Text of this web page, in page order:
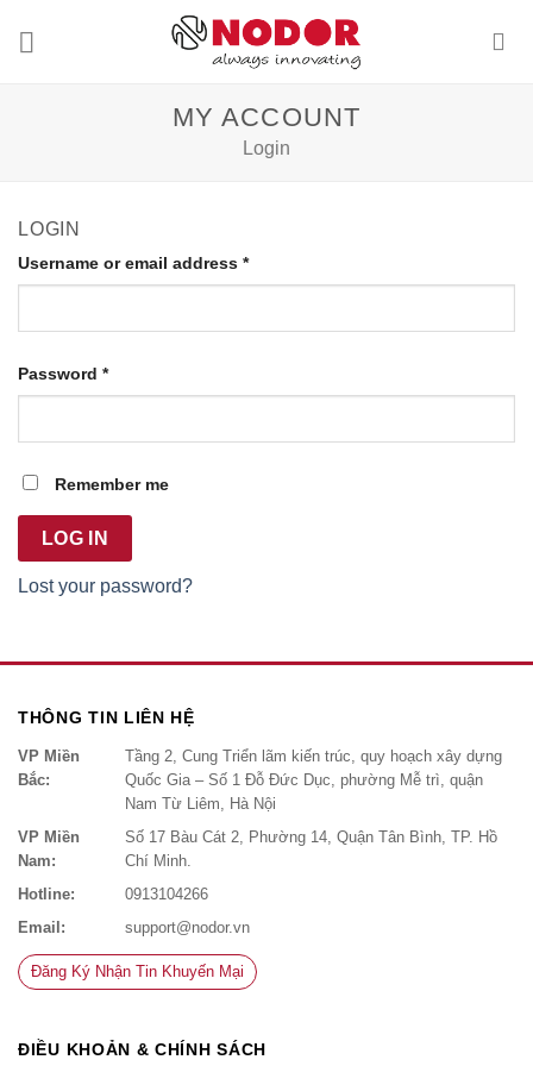
MY ACCOUNT
Login
LOGIN
Username or email address *
Password *
Remember me
LOG IN
Lost your password?
THÔNG TIN LIÊN HỆ
VP Miền
Bắc:
Tầng 2, Cung Triển lãm kiến trúc, quy hoạch xây dựng
Quốc Gia – Số 1 Đỗ Đức Dục, phường Mễ trì, quận
Nam Từ Liêm, Hà Nội
VP Miền
Nam:
Số 17 Bàu Cát 2, Phường 14, Quận Tân Bình, TP. Hồ
Chí Minh.
Hotline:
0913104266
Email:
support@nodor.vn
Đăng Ký Nhận Tin Khuyến Mại
ĐIỀU KHOẢN & CHÍNH SÁCH